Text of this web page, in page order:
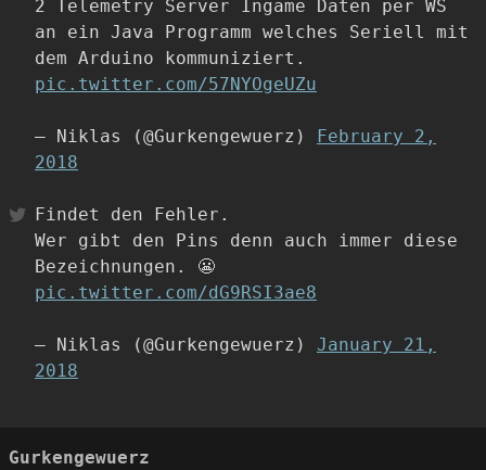
2 Telemetry Server Ingame Daten per WS
an ein Java Programm welches Seriell mit
dem Arduino kommuniziert.
pic.twitter.com/57NYOgeUZu
— Niklas (@Gurkengewuerz)
February 2,
2018
Findet den Fehler.
Wer gibt den Pins denn auch immer diese
Bezeichnungen. 😬
pic.twitter.com/dG9RSI3ae8
— Niklas (@Gurkengewuerz) January 21,
2018
Gurkengewuerz